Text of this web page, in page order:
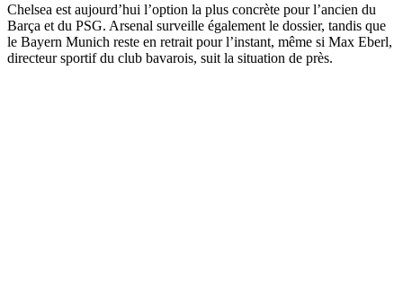
Chelsea est aujourd’hui l’option la plus concrète pour l’ancien du
Barça et du PSG. Arsenal surveille également le dossier, tandis que
le Bayern Munich reste en retrait pour l’instant, même si Max Eberl,
directeur sportif du club bavarois, suit la situation de près.